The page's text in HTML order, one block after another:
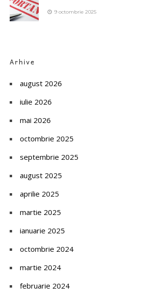
9 octombrie 2025
Arhive
august 2026
iulie 2026
mai 2026
octombrie 2025
septembrie 2025
august 2025
aprilie 2025
martie 2025
ianuarie 2025
octombrie 2024
martie 2024
februarie 2024